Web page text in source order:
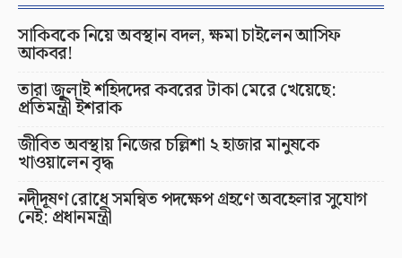
সাকিবকে নিয়ে অবস্থান বদল, ক্ষমা চাইলেন আসিফ
আকবর!
তারা জুলাই শহিদদের কবরের টাকা মেরে খেয়েছে:
প্রতিমন্ত্রী ইশরাক
জীবিত অবস্থায় নিজের চল্লিশা ২ হাজার মানুষকে
খাওয়ালেন বৃদ্ধ
নদীদূষণ রোধে সমন্বিত পদক্ষেপ গ্রহণে অবহেলার সুযোগ
নেই: প্রধানমন্ত্রী